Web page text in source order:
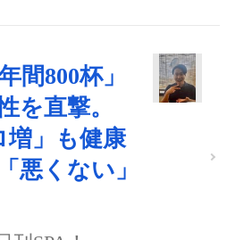
間800杯」
を直撃。
増」も健康
悪くない」